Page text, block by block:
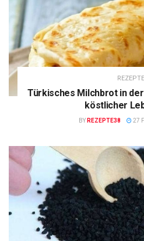
REZEPTE
Türkisches Milchbrot in
köstlicher
BY REZEPTE38 27